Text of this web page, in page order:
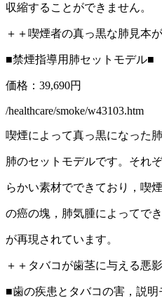
収縮することができません。
＋＋喫煙者の真っ黒な肺見本
■禁煙指導用肺セットモデル■
価格：39,690円
/healthcare/smoke/w43103.htm
喫煙によって真っ黒になった
肺のセットモデルです。それ
らかい素材でできており，喫
の癌の塊，肺気腫によってで
が再現されています。
＋＋タバコが歯茎に与える悪
■歯の疾患とタバコの害，説明